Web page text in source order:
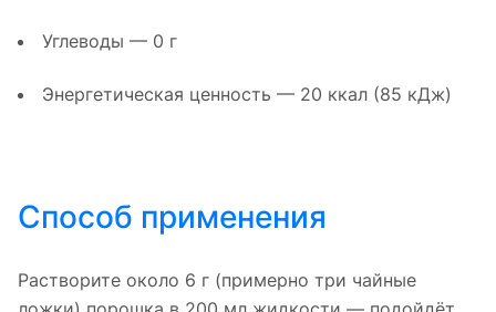
Углеводы — 0 г
Энергетическая ценность — 20 ккал (85 кДж)
Способ применения
Растворите около 6 г (примерно три чайные